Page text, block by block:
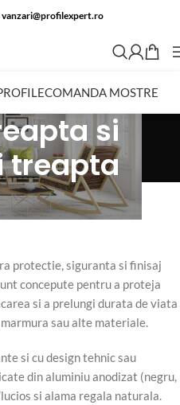
vanzari@profilexpert.ro
COMANDA MOSTRE
si
treapta
inox, alama regala,
protectie, siguranta si finisaj
concepute pentru a proteja
si a prelungi durata de viata
sau alte materiale.
si cu design tehnic sau
din aluminiu anodizat (negru,
si alama regala naturala.